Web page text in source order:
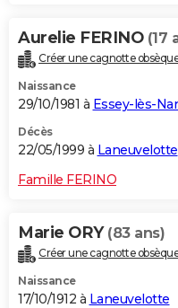
Aurelie FERINO (17
Créer une cagnotte
Naissance
29/10/1981 à Essey-lès-
Décès
22/05/1999 à Laneuvelotte
Famille FERINO
Marie ORY (83 ans)
Créer une cagnotte
Naissance
17/10/1912 à Laneuvelotte